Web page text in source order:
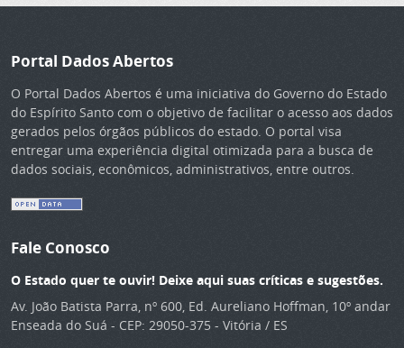
Portal Dados Abertos
O Portal Dados Abertos é uma iniciativa do Governo do Estado
do Espírito Santo com o objetivo de facilitar o acesso aos dados
gerados pelos órgãos públicos do estado. O portal visa
entregar uma experiência digital otimizada para a busca de
dados sociais, econômicos, administrativos, entre outros.
Fale Conosco
O Estado quer te ouvir! Deixe aqui suas críticas e sugestões.
Av. João Batista Parra, nº 600, Ed. Aureliano Hoffman, 10º andar
Enseada do Suá - CEP: 29050-375 - Vitória / ES